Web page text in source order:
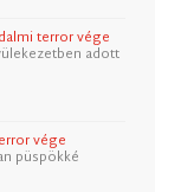
terror vége
adott
vége
püspökké